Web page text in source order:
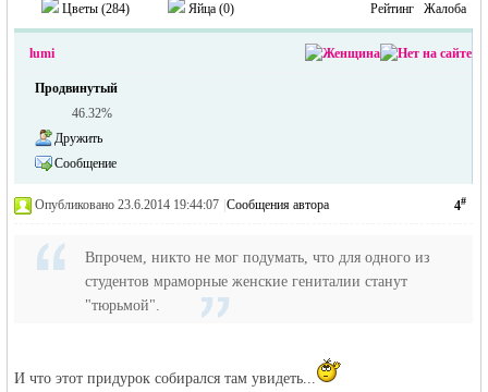
Цветы (284) Яйца (0) Рейтинг Жалоба
lumi
Продвинутый
46.32%
Дружить
Сообщение
4#
Опубликовано 23.6.2014 19:44:07 Сообщения автора
Впрочем, никто не мог подумать, что для одного из
студентов мраморные женские гениталии станут
"тюрьмой".
И что этот придурок собирался там увидеть...